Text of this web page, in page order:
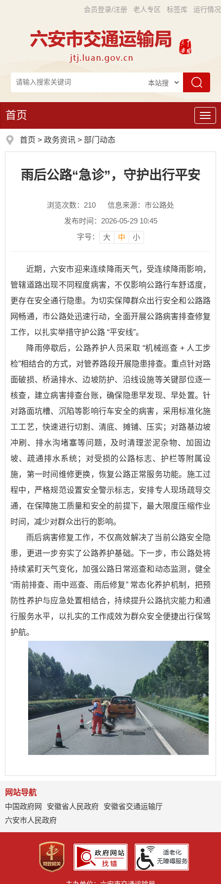
会员登录/注册 老人专区 标签库 运行情况
导
航
首页
首页 > 政务资讯 > 部门动态
雨后公路“急诊”，守护出行平安
浏览次数： 210
信息来源：市公路处
发布时间：2026-05-29 10:45
字号：
大 中 小
近期，六安市迎来连续降雨天气，受连续降雨影响，
管辖道路出现不同程度病害，不仅影响公路行车舒适度，
更存在安全通行隐患。为切实保障群众出行安全和公路路
网畅通，市公路处迅速行动，全面开展公路病害排查修复
工作，以扎实举措守护公路 “平安线”。
降雨停歇后，公路养护人员采取 “机械巡查 + 人工步
检”相结合的方式，对管养路段开展隐患排查。重点针对路
面破损、桥涵排水、边坡防护、沿线设施等关键部位逐一
核查，建立病害排查台账，确保隐患早发现、早处置。针
对路面坑槽、沉陷等影响行车安全的病害，采用标准化施
工工艺，快速进行切割、清底、摊铺、压实；对路基边坡
冲刷、排水沟堵塞等问题，及时清理淤泥杂物、加固边
坡、疏通排水系统；对受损的公路标志、护栏等附属设
施，第一时间维修更换，恢复公路正常服务功能。施工过
程中，严格规范设置安全警示标志，安排专人现场疏导交
通，在保障施工质量和安全的前提下，最大限度压缩作业
时间，减少对群众出行的影响。
雨后病害修复工作，不仅高效解决了当前公路安全隐
患，更进一步夯实了公路养护基础。下一步，市公路处将
持续紧盯天气变化，加强公路日常巡查和动态监测，健全
“雨前排查、雨中巡查、雨后修复” 常态化养护机制，把预
防性养护与应急处置相结合，持续提升公路抗灾能力和通
行服务水平，以扎实的工作成效为群众安全便捷出行保驾
护航。
网站导航
中国政府网
安徽省人民政府
安徽省交通运输厅
六安市人民政府